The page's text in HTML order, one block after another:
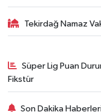
Tekirdağ Namaz
Süper Lig Puan
Fikstür
Son Dakika